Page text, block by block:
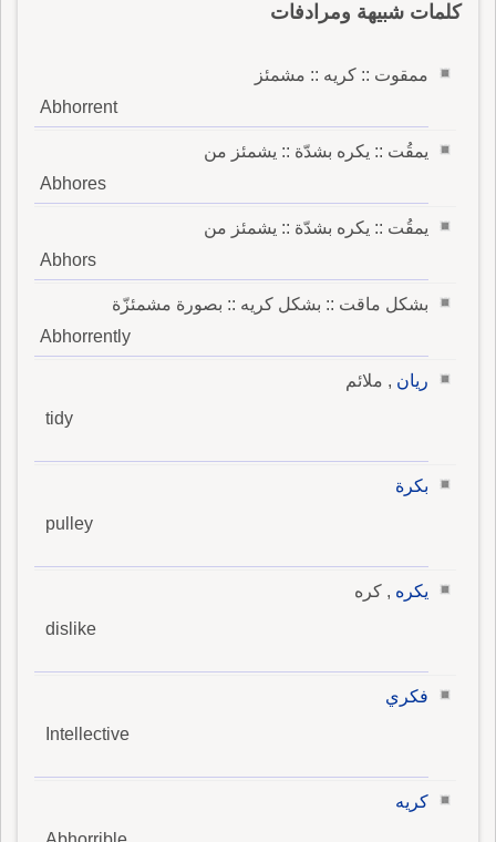
كلمات شبيهة ومرادفات
ممقوت :: كريه :: مشمئز
Abhorrent
يمقُت :: يكره بشدّة :: يشمئز من
Abhores
يمقُت :: يكره بشدّة :: يشمئز من
Abhors
بشكل ماقت :: بشكل كريه :: بصورة مشمئزّة
Abhorrently
ريان , ملائم
tidy
بكرة
pulley
يكره , كره
dislike
فكري
Intellective
كريه